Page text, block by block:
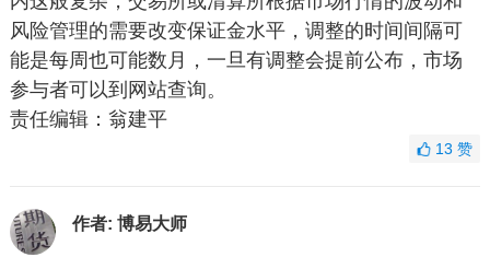
风险管理的需要改变保证金水平，调整的时间间隔可
能是每周也可能数月，一旦有调整会提前公布，市场
参与者可以到网站查询。
责任编辑：翁建平
13赞
作者: 博易大师